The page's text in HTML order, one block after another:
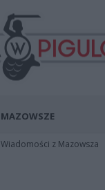
MAZOWSZE
Wiadomości z Mazowsza